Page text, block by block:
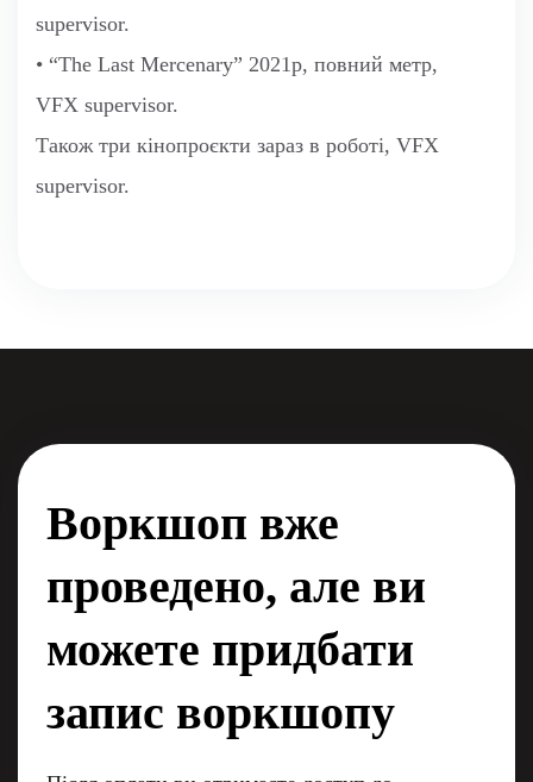
supervisor.
• “The Last Mercenary” 2021р, повний метр,
VFX supervisor.
Також три кінопроєкти зараз в роботі, VFX
supervisor.
Воркшоп вже
проведено, але ви
можете придбати
запис воркшопу